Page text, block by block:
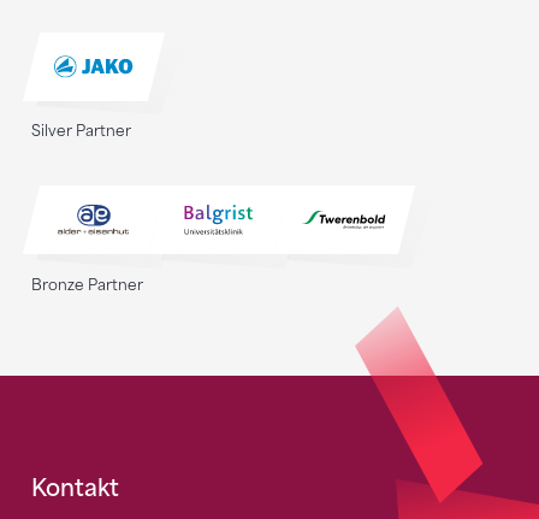
Silver Partner
Bronze Partner
Fusszeile
Kontakt